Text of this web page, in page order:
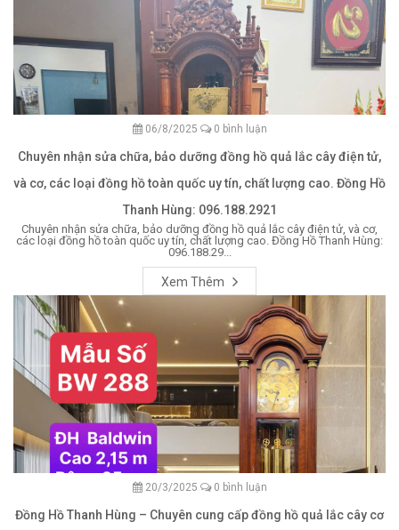
06/8/2025 0 bình luận
Chuyên nhận sửa chữa, bảo dưỡng đồng hồ quả lắc cây điện tử,
và cơ, các loại đồng hồ toàn quốc uy tín, chất lượng cao. Đồng Hồ
Thanh Hùng: 096.188.2921
Chuyên nhận sửa chữa, bảo dưỡng đồng hồ quả lắc cây điện tử, và cơ,
các loại đồng hồ toàn quốc uy tín, chất lượng cao. Đồng Hồ Thanh Hùng:
096.188.29...
Xem Thêm
20/3/2025 0 bình luận
Đồng Hồ Thanh Hùng – Chuyên cung cấp đồng hồ quả lắc cây cơ